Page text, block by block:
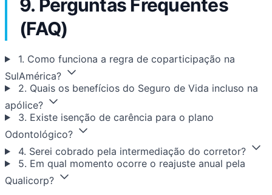
9. Perguntas Frequentes
(FAQ)
1. Como funciona a regra de coparticipação na
SulAmérica?
2. Quais os benefícios do Seguro de Vida incluso na
apólice?
3. Existe isenção de carência para o plano
Odontológico?
4. Serei cobrado pela intermediação do corretor?
5. Em qual momento ocorre o reajuste anual pela
Qualicorp?